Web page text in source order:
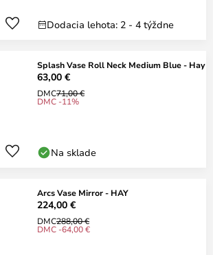
Dodacia lehota: 2 - 4 týždne
Splash Vase Roll Neck Medium Blue - Hay
63,00 €
DMC71,00 €
DMC -11%
Na sklade
Arcs Vase Mirror - HAY
224,00 €
DMC288,00 €
DMC -64,00 €